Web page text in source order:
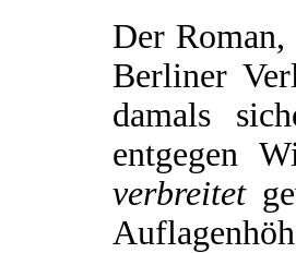
Der
Berliner
damals
entgegen
verbreitet